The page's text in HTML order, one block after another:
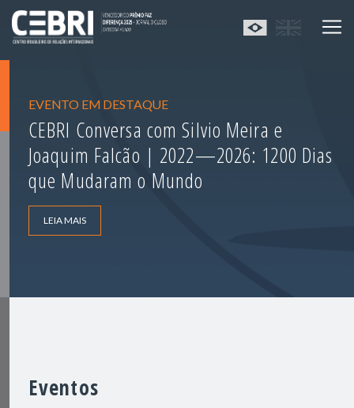
EVENTO EM DESTAQUE
CEBRI Conversa com Silvio Meira e
Joaquim Falcão | 2022—2026: 1200 Dias
que Mudaram o Mundo
LEIA MAIS
Eventos